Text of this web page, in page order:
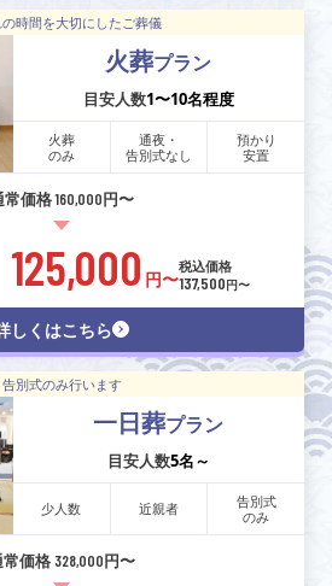
時間を大切にしたご葬儀
火葬プラン
目安人数1〜10名程度
火葬
のみ
通夜・
告別式なし
預かり
安置
常価格 160,000円〜
125,000 円〜
税込価格
137,500円〜
しくはこちら
告別式のみ行います
一日葬プラン
目安人数5名～
少人数 近親者
告別式
のみ
価格 328,000円〜